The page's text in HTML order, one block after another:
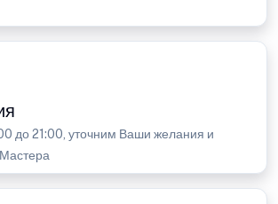
до 21:00, уточним Ваши желания и